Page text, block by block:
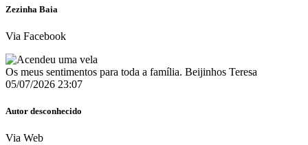
Zezinha Baia
Via Facebook
Os meus sentimentos para toda a família. Beijinhos Teresa
05/07/2026 23:07
Autor desconhecido
Via Web